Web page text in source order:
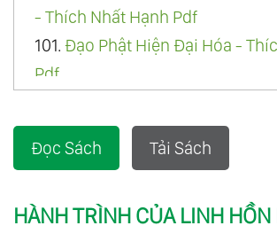
- Thích Nhất Hạnh Pdf
101. Đạo Phật Hiện Đại Hóa -
Pdf
Hạnh Pdf
141. Thiết Lập Tịnh Độ - Thích
181.Giáo Lý Bí Nhiệm Quyển 1 -
Đọc Sách Tải Sách
HÀNH TRÌNH CỦA LINH HỒN